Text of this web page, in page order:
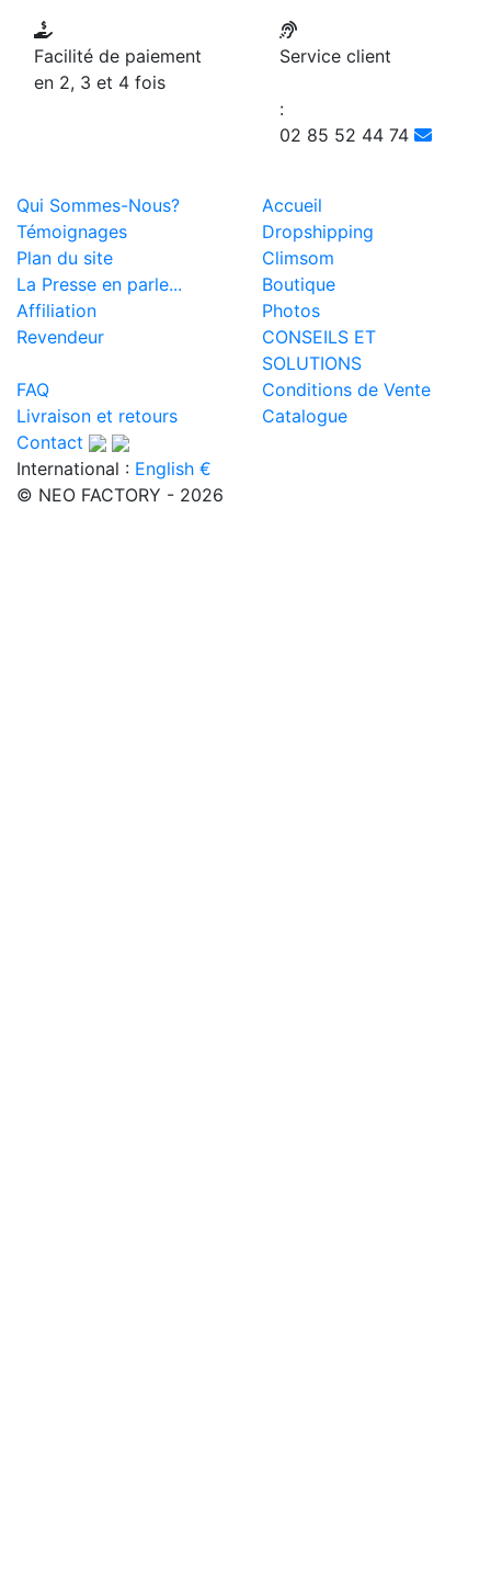
Facilité de paiement
en 2, 3 et 4 fois
Service client
:
02 85 52 44 74
Qui Sommes-Nous?
Accueil
Témoignages
Dropshipping
Plan du site
Climsom
La Presse en parle...
Boutique
Affiliation
Photos
Revendeur
CONSEILS ET
SOLUTIONS
FAQ
Conditions de Vente
Livraison et retours
Catalogue
Contact
International : English €
© NEO FACTORY - 2026